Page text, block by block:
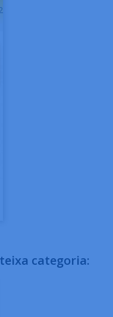
categoria: